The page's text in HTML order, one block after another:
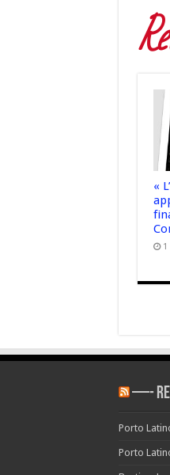
«
1
—-
Porto
Porto